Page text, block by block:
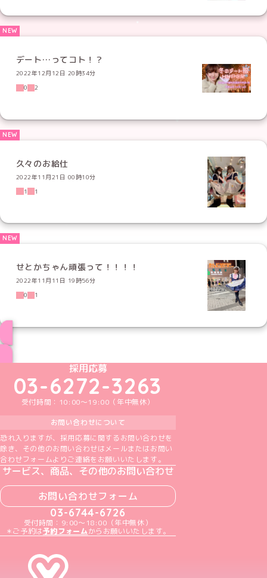
デート…ってコト！？
2022年12月12日 20時34分
0
2
久々のお給仕
2022年11月21日 00時10分
1
1
せとかちゃん頑張って！！！！
2022年11月11日 19時56分
0
1
めいどりーみんTikTok公式アカウント
めいどりーみんX公式アカウント
めいどりーみんInstagram公式アカウント
めいどりーみんFacebook公式アカウン
めいどりーみんYouTube公式アカ
採用応募
03-6272-3263
受付時間：10:00～19:00（年中無休）
お問い合わせについて
恐れ入りますが、採用応募に関するお問い合わせを
除き、その他のお問い合わせはメールまたはお問い
合わせフォームよりご連絡をお願いいたします。
サービス、商品、その他のお問い合わせ
お問い合わせフォーム
03-6744-6726
受付時間：9:00～18:00（年中無休）
＊ご予約は予約フォームからお願いいたします。